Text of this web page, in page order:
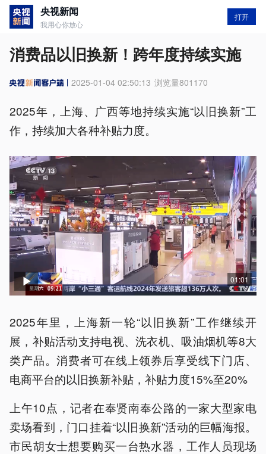
央视新闻
我用心你放心
打开
消费品以旧换新！跨年度持续实施
2025-01-04 02:50:13 浏览量801170
2025年，上海、广西等地持续实施“以旧换新”工
作，持续加大各种补贴力度。
01:01
2025年里，上海新一轮“以旧换新”工作继续开
展，补贴活动支持电视、洗衣机、吸油烟机等8大
类产品。消费者可在线上领券后享受线下门店、
电商平台的以旧换新补贴，补贴力度15%至20%
上午10点，记者在奉贤南奉公路的一家大型家电
卖场看到，门口挂着“以旧换新”活动的巨幅海报。
市民胡女士想要购买一台热水器，工作人员现场